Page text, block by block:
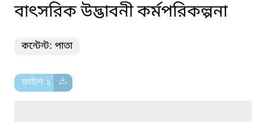
বাৎসরিক উদ্ভাবনী কর্মপরিকল্পনা
কন্টেন্ট: পাতা
ফাইল ১